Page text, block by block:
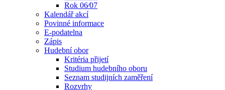
Rok 06⁄07
Kalendář akcí
Povinné informace
E-podatelna
Zápis
Hudební obor
Kritéria přijetí
Studium hudebního oboru
Seznam studijních zaměření
Rozvrhy